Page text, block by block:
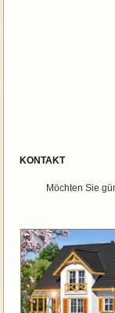
KONTAKT
Möchten Sie